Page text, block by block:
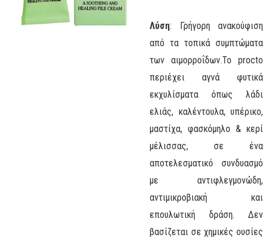
Λύση: Γρήγορη ανακούφιση
από τα τοπικά συμπτώματα
των αιμορροΐδων.Το procto
περιέχει αγνά φυτικά
εκχυλίσματα όπως λάδι
ελιάς, καλέντουλα, υπέρικο,
μαστίχα, φασκόμηλο & κερί
μέλισσας, σε ένα
αποτελεσματικό συνδυασμό
με αντιφλεγμονώδη,
αντιμικροβιακή και
επουλωτική δράση. Δεν
βασίζεται σε χημικές ουσίες